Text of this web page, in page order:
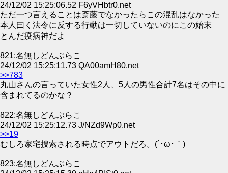
24/12/02 15:25:06.52 F6yVHbtr0.net
ただ一つ言えることは斎藤でなかったらこの混乱はなかった
本人曰く法令に反する行動は一切していないのにこの始末
とんだ疫病神だよ
821:名無しどんぶらこ
24/12/02 15:25:11.73 QA00amH80.net
>>783
丸山さんの言っていた女性2人、5人の男性合計7名はその中に
含まれてるのかな？
822:名無しどんぶらこ
24/12/02 15:25:12.73 J/NZd9Wp0.net
>>19
むしろ家宅捜索される時点でアウトだろ。(´･ω･｀)
823:名無しどんぶらこ